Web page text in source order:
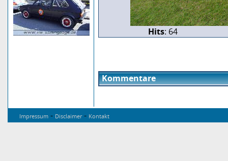
Hits: 64
Kommentare
Impressum - Disclaimer- Kontakt